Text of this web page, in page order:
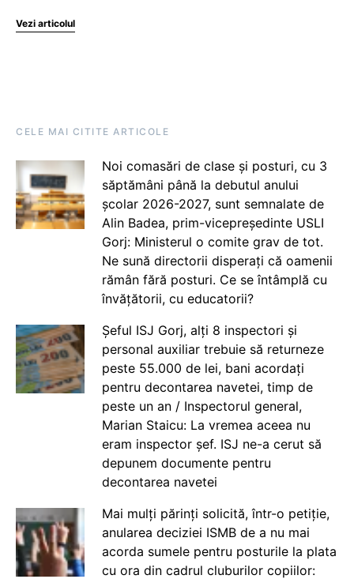
Vezi articolul
CELE MAI CITITE ARTICOLE
Noi comasări de clase și posturi, cu 3
săptămâni până la debutul anului
școlar 2026-2027, sunt semnalate de
Alin Badea, prim-vicepreședinte USLI
Gorj: Ministerul o comite grav de tot.
Ne sună directorii disperați că oamenii
rămân fără posturi. Ce se întâmplă cu
învățătorii, cu educatorii?
Șeful ISJ Gorj, alți 8 inspectori și
personal auxiliar trebuie să returneze
peste 55.000 de lei, bani acordați
pentru decontarea navetei, timp de
peste un an / Inspectorul general,
Marian Staicu: La vremea aceea nu
eram inspector șef. ISJ ne-a cerut să
depunem documente pentru
decontarea navetei
Mai mulți părinți solicită, într-o petiție,
anularea deciziei ISMB de a nu mai
acorda sumele pentru posturile la plata
cu ora din cadrul cluburilor copiilor: